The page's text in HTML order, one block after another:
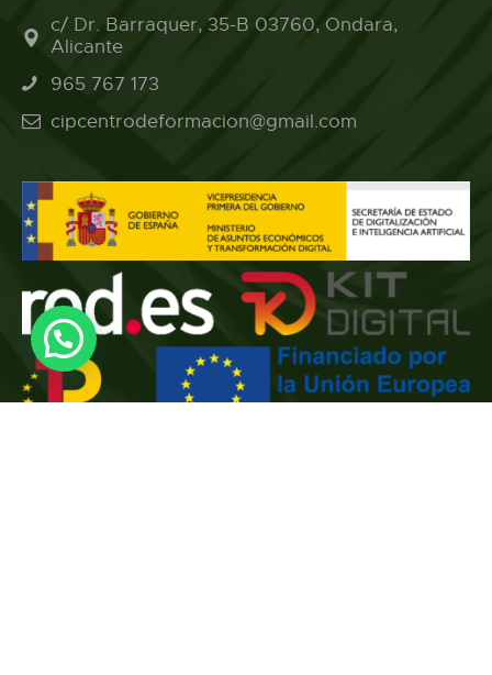
c/ Dr. Barraquer, 35-B 03760, Ondara,
Alicante
965 767 173
cipcentrodeformacion@gmail.com